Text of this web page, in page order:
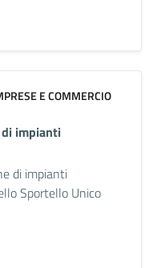
E COMMERCIO
impianti
di impianti
Sportello Unico